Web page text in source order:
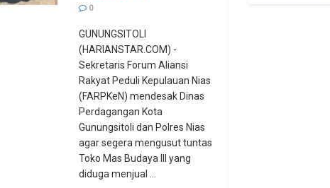
0
GUNUNGSITOLI
(HARIANSTAR.COM) -
‎‎Sekretaris Forum Aliansi
Rakyat Peduli Kepulauan Nias
(FARPKeN) mendesak Dinas
Perdagangan Kota
Gunungsitoli dan Polres Nias
agar segera mengusut tuntas
Toko Mas Budaya III yang
diduga menjual ...